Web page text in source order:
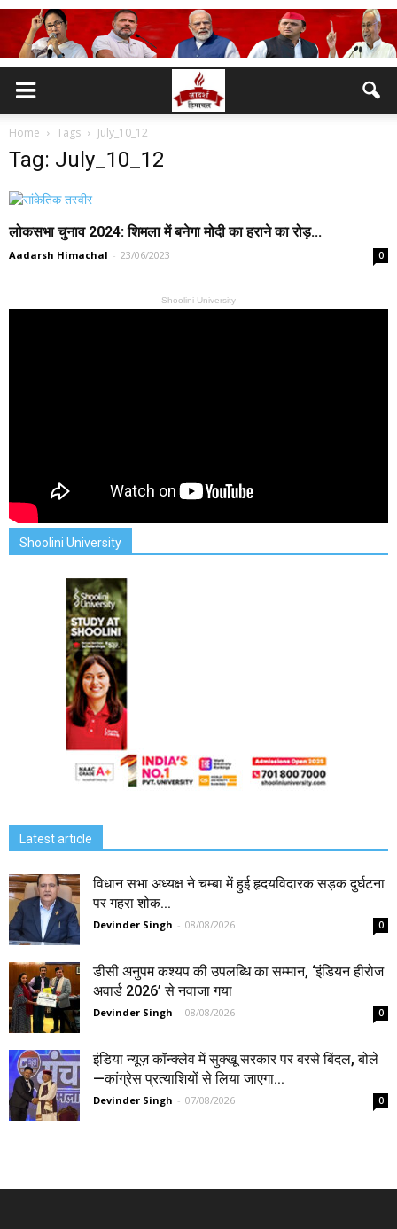
Home Tags July_10_12
Tag: July_10_12
लोकसभा चुनाव 2024: शिमला में बनेगा मोदी का हराने का रोड़...
Aadarsh Himachal - 23/06/2023 0
Shoolini University
Shoolini University
Latest article
विधान सभा अध्यक्ष ने चम्बा में हुई हृदयविदारक सड़क दुर्घटना
पर गहरा शोक...
Devinder Singh - 08/08/2026 0
डीसी अनुपम कश्यप की उपलब्धि का सम्मान, ‘इंडियन हीरोज
अवार्ड 2026’ से नवाजा गया
Devinder Singh - 08/08/2026 0
इंडिया न्यूज़ कॉन्क्लेव में सुक्खू सरकार पर बरसे बिंदल, बोले
—कांग्रेस प्रत्याशियों से लिया जाएगा...
Devinder Singh - 07/08/2026 0